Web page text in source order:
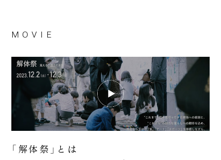
MOVIE
「解体祭」とは